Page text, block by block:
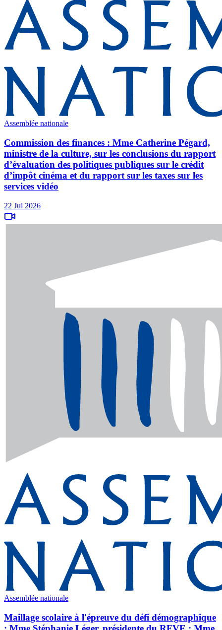
Assemblée nationale
Commission des finances : Mme Catherine Pégard,
ministre de la culture, sur les conclusions du rapport
d’évaluation des politiques publiques sur le crédit
d’impôt cinéma et du rapport sur les taxes sur les
services vidéo
22 Jul 2026
Assemblée nationale
Maillage scolaire à l'épreuve du défi démographique